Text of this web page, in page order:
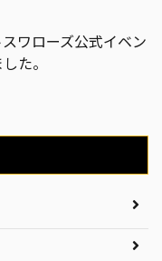
ワローズ公式イベン
た。